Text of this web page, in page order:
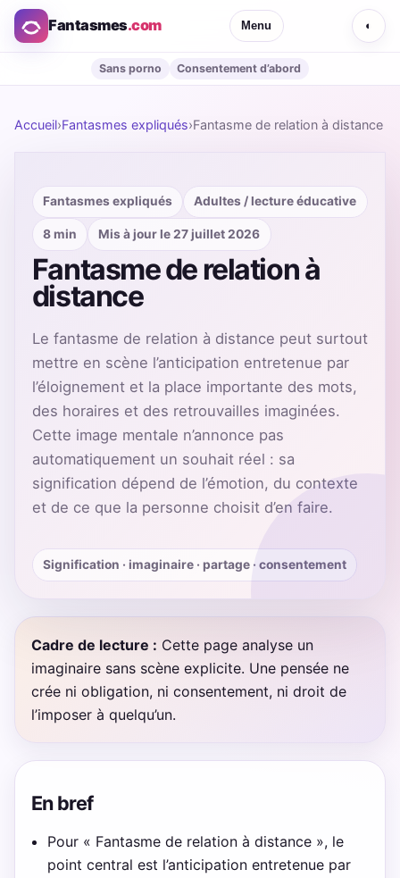
Fantasmes.com Menu ◐
Sans porno Consentement d’abord
Accueil›Fantasmes expliqués›Fantasme de relation à distance
Fantasmes expliqués Adultes / lecture éducative
8 min Mis à jour le 27 juillet 2026
Fantasme de relation à
distance
Le fantasme de relation à distance peut surtout
mettre en scène l’anticipation entretenue par
l’éloignement et la place importante des mots,
des horaires et des retrouvailles imaginées.
Cette image mentale n’annonce pas
automatiquement un souhait réel : sa
signification dépend de l’émotion, du contexte
et de ce que la personne choisit d’en faire.
Signification · imaginaire · partage · consentement
Cadre de lecture : Cette page analyse un
imaginaire sans scène explicite. Une pensée ne
crée ni obligation, ni consentement, ni droit de
l’imposer à quelqu’un.
En bref
Pour « Fantasme de relation à distance », le
point central est l’anticipation entretenue par